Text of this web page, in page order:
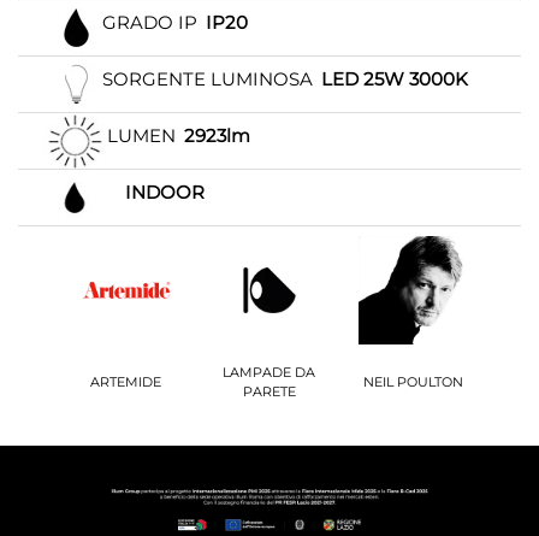
GRADO IP IP20
SORGENTE LUMINOSA LED 25W 3000K
LUMEN 2923lm
INDOOR
ARTEMIDE
LAMPADE DA
PARETE
NEIL POULTON